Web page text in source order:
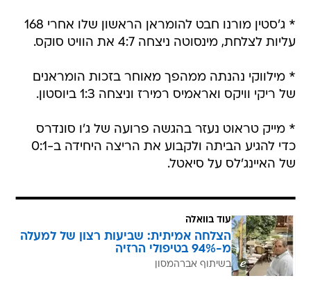
* ג'סטין מורנו חבט להומראן הראשון שלו אחרי 168
עליות לצלחת, מינסוטה ניצחה 4:7 את הוויט סוקס.
* מילווקי נהנתה ממהפך מאוחר בזכות הומראנים
של ריקי וויקס ואראמיס רמירז וניצחה 1:3 ביוסטון.
* מייק טראוט נעזר בהגשה פרועה של ג'ו סונדרס
כדי להגיע הביתה ולקבוע את הריצה היחידה ב-0:1
של האיינג'לס על סיאטל.
עוד בוואלה
הצלחה אמיתית: שביעות רצון של למעלה
מ-94% בטיפולי הרזיה
בשיתוף אברהמסון